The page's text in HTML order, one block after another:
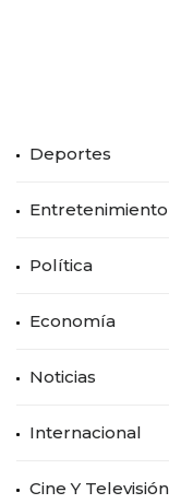
Deportes
Entretenimiento
Política
Economía
Noticias
Internacional
Cine Y Televisión